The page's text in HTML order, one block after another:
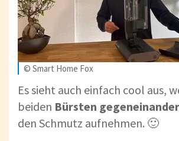
© Smart Home Fox
Es sieht auch einfach cool aus,
beiden Bürsten
den Schmutz aufnehmen. 🙂